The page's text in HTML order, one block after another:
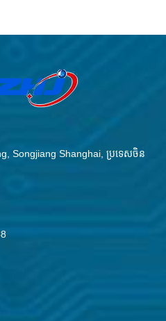
Songjiang Shanghai, ប្រទេសចិន